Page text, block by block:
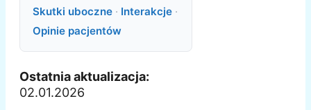
Skutki uboczne · Interakcje ·
Opinie pacjentów
Ostatnia aktualizacja:
02.01.2026